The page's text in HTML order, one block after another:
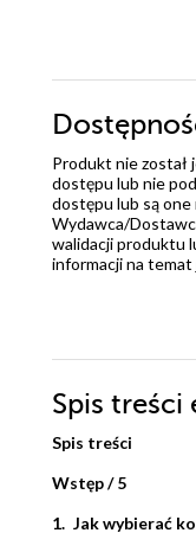
Produkt nie został
dostępu lub nie
dostępu lub są
Wydawca/
walidacji produktu
informacji na
Spis treści
Spis treści
Wstęp / 5
1. Jak wybierać